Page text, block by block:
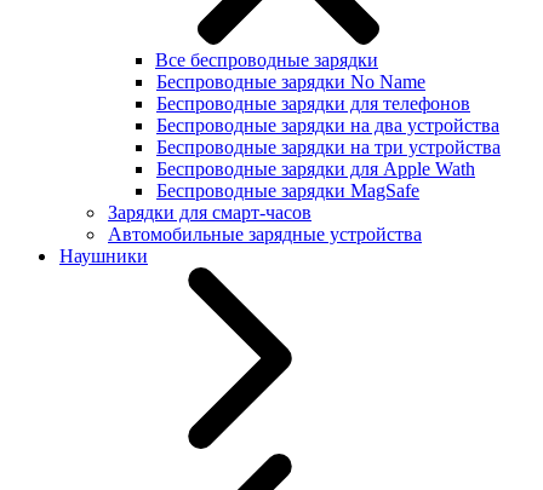
Все беспроводные зарядки
Беспроводные зарядки No Name
Беспроводные зарядки для телефонов
Беспроводные зарядки на два устройства
Беспроводные зарядки на три устройства
Беспроводные зарядки для Apple Wath
Беспроводные зарядки MagSafe
Зарядки для смарт-часов
Автомобильные зарядные устройства
Наушники